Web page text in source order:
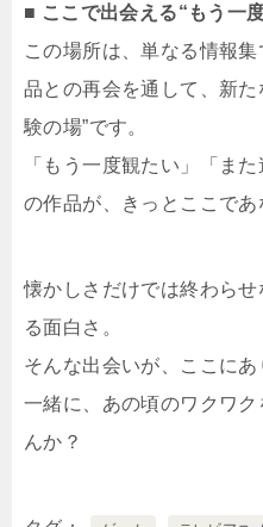
■ ここで出会える“もう一
この場所は、単なる情報
品との再会を通して、新
験の場”です。
「もう一度観たい」「ま
の作品が、きっとここであ
懐かしさだけでは終わら
る面白さ。
そんな出会いが、ここにあ
一緒に、あの頃のワクワ
んか？